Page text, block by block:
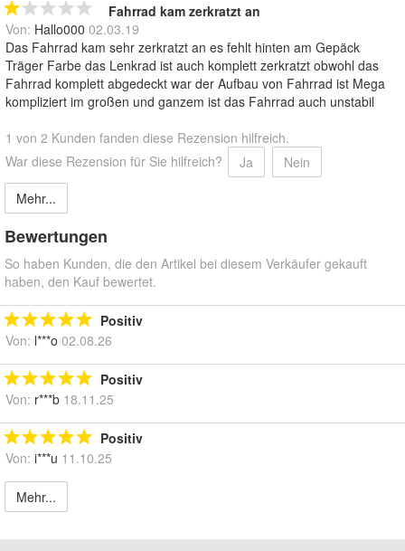
Fahrrad kam zerkratzt an
Von: Hallo000 02.03.19
Das Fahrrad kam sehr zerkratzt an es fehlt hinten am Gepäck
Träger Farbe das Lenkrad ist auch komplett zerkratzt obwohl das
Fahrrad komplett abgedeckt war der Aufbau von Fahrrad ist Mega
kompliziert im großen und ganzem ist das Fahrrad auch unstabil
1 von 2 Kunden fanden diese Rezension hilfreich.
War diese Rezension für Sie hilfreich?
Ja
Nein
Mehr...
Bewertungen
So haben Kunden, die den Artikel bei diesem Verkäufer gekauft
haben, den Kauf bewertet.
Positiv
Von: l***o 02.08.26
Positiv
Von: r***b 18.11.25
Positiv
Von: i***u 11.10.25
Mehr...